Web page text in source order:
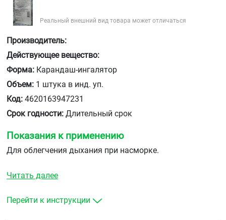
Реальный внешний вид товара может отличаться
Производитель:
Действующее вещество:
Форма: Карандаш-ингалятор
Объем: 1 штука в инд. уп.
Код: 4620163947231
Срок годности: Длительный срок
Показания к применению
Для облегчения дыхания при насморке.
Читать далее
Перейти к инструкции